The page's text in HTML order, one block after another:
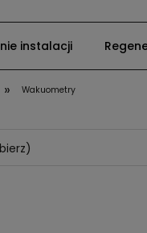
instalacji
» Wakuometry